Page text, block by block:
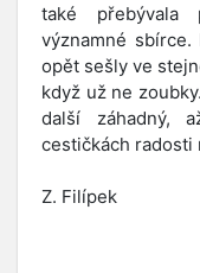
také
významné
opět sešly ve
když už ne
další záhadný,
cestičkách radosti
Z. Filípek